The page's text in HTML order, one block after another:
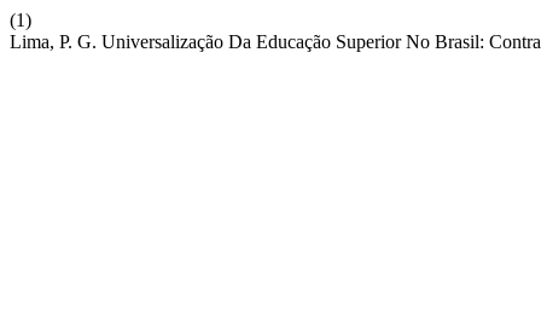
(1)
Lima, P. G. Universalização Da Educação Superior No Brasil: